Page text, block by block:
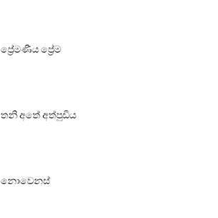
ප්‍රේමණීය ප්‍රේම
තනි අතේ අත්පුඩිය
නොවෙනස්